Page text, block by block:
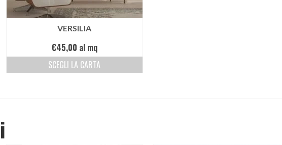
VERSILIA
€45,00 al mq
SCEGLI LA CARTA